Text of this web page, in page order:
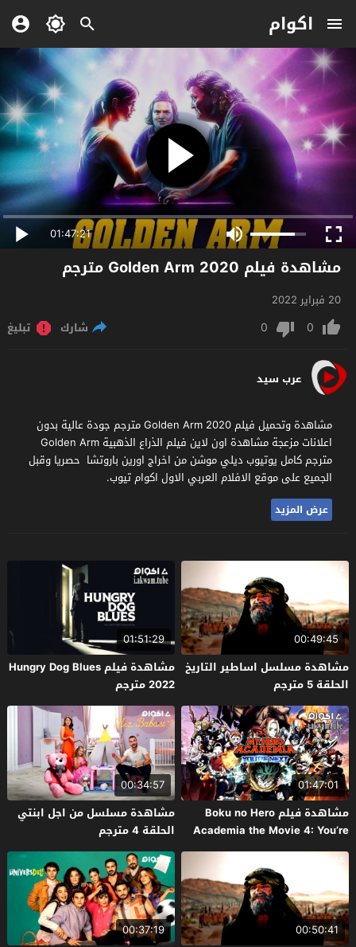
اكوام
01:47:21
مشاهدة فيلم Golden Arm 2020 مترجم
20 فبراير 2022
0
0 شارك تبليغ
عرب سيد
مشاهدة وتحميل فيلم Golden Arm 2020 مترجم جودة عالية بدون
اعلانات مزعجة مشاهدة اون لاين فيلم الذراع الذهبية Golden Arm
مترجم كامل يوتيوب ديلي موشن من اخراج اورين باروتشا حصريا وقبل
الجميع على موقع الافلام العربي الاول اكوام تيوب.
عرض المزيد
00:49:45
مشاهدة مسلسل اساطير التاريخ
الحلقة 5 مترجم
01:51:29
مشاهدة فيلم Hungry Dog Blues
2022 مترجم
01:47:01
مشاهدة فيلم Boku no Hero
Academia the Movie 4: You’re
Next 2024 مترجم
00:34:57
مشاهدة مسلسل من اجل ابنتي
الحلقة 4 مترجم
00:50:41
00:37:19